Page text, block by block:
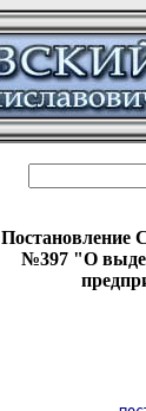
Постановление
№397 "О